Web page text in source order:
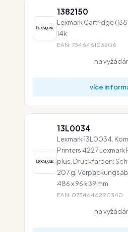
1382150
Lexmark Cartridge
14k
EAN: 734646103206
na
více
13L0034
Lexmark 13L0034.
Printers 4227 Lexmark
plus, Druckfarben:
207 g.
486 x 96 x 39 mm
EAN: 0734646290340
na